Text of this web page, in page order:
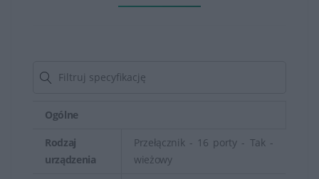
Modele różnią się liczbą portów, prędkością transmisji
danych, w tym Gigabit Ethernet, 10-Gigabit Ethernet czy
sieci zgodnie z wymaganiami.
Switchy HPE posiadają funkcje zabezpieczeń, takie jak
uwierzytelnianie użytkowników, listy kontroli dostępu
Ogólne
Rodzaj
urządzenia
Przełącznik - 16 porty - Tak -
wieżowy